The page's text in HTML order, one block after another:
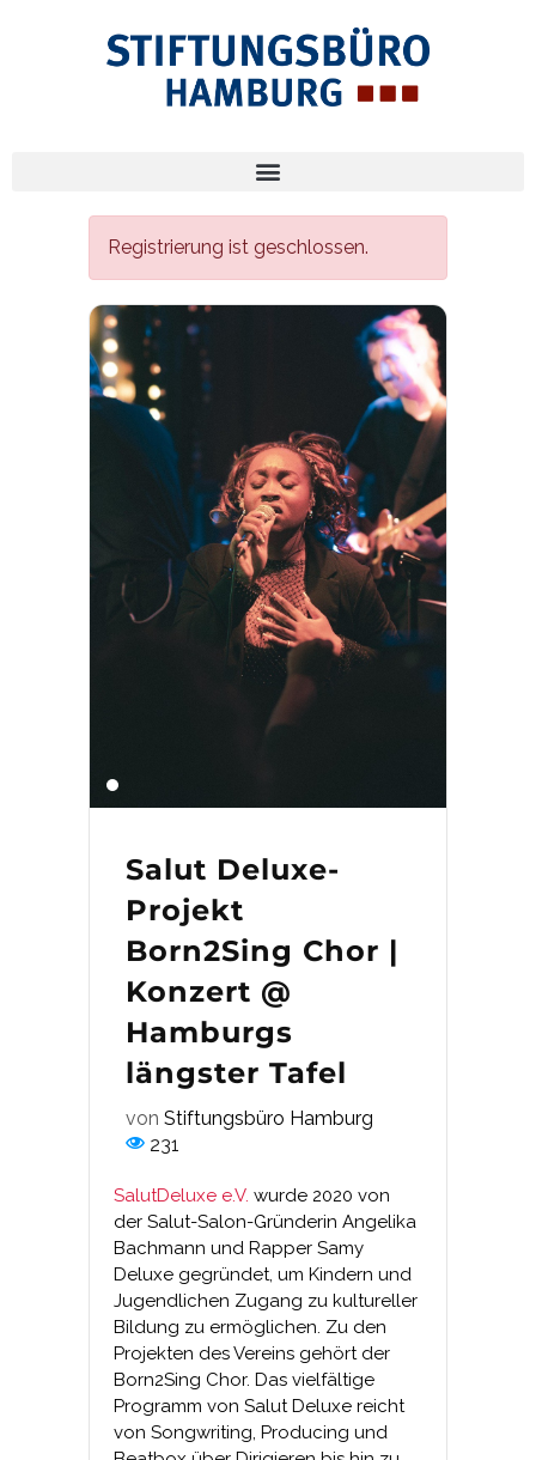
Registrierung ist geschlossen.
Salut Deluxe-
Projekt
Born2Sing Chor |
Konzert @
Hamburgs
längster Tafel
von Stiftungsbüro Hamburg
231
SalutDeluxe e.V. wurde 2020 von
der Salut-Salon-Gründerin Angelika
Bachmann und Rapper Samy
Deluxe gegründet, um Kindern und
Jugendlichen Zugang zu kultureller
Bildung zu ermöglichen. Zu den
Projekten des Vereins gehört der
Born2Sing Chor. Das vielfältige
Programm von Salut Deluxe reicht
von Songwriting, Producing und